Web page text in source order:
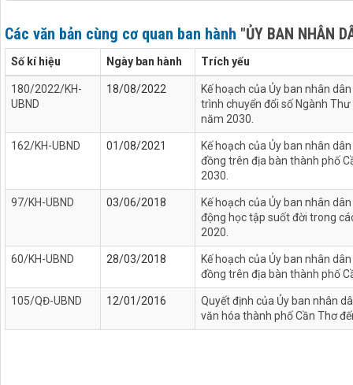
Các văn bản cùng cơ quan ban hành "ỦY BAN NHÂN
Số kí hiệu Ngày ban hành Trích yếu
180/2022/KH-
UBND
18/08/2022
Kế hoạch của Ủy ban nhân
trình chuyển đổi số Ngành
năm 2030.
162/KH-UBND 01/08/2021
Kế hoạch của Ủy ban nhân
đồng trên địa bàn thành phố
2030.
97/KH-UBND 03/06/2018
Kế hoạch của Ủy ban nhân
động học tập suốt đời trong
2020.
60/KH-UBND 28/03/2018
Kế hoạch của Ủy ban nhân
đồng trên địa bàn thành phố
105/QĐ-UBND 12/01/2016
Quyết định của Ủy ban nhân
văn hóa thành phố Cần Thơ